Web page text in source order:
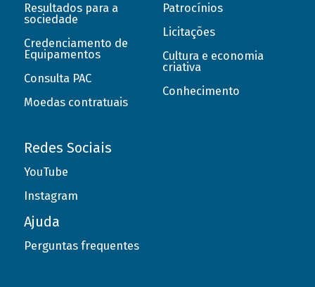
Resultados para a
sociedade
Credenciamento de
Equipamentos
Consulta PAC
Moedas contratuais
Patrocínios
Licitações
Cultura e economia
criativa
Conhecimento
Redes Sociais
YouTube
Instagram
Ajuda
Perguntas frequentes